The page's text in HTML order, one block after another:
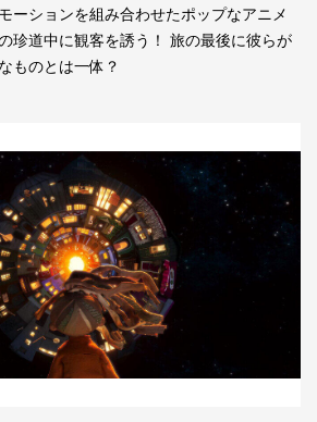
ーションを組み合わせたポップなアニメ
珍道中に観客を誘う！ 旅の最後に彼らが
ものとは一体？